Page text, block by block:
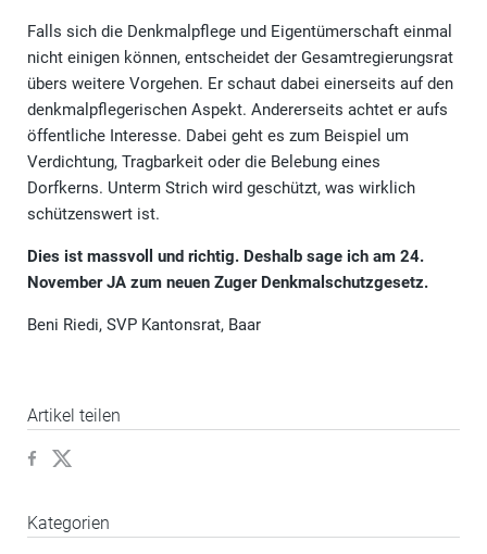
Falls sich die Denkmalpflege und Eigentümerschaft einmal
nicht einigen können, entscheidet der Gesamtregierungsrat
übers weitere Vorgehen. Er schaut dabei einerseits auf den
denkmalpflegerischen Aspekt. Andererseits achtet er aufs
öffentliche Interesse. Dabei geht es zum Beispiel um
Verdichtung, Tragbarkeit oder die Belebung eines
Dorfkerns. Unterm Strich wird geschützt, was wirklich
schützenswert ist.
Dies ist massvoll und richtig. Deshalb sage ich am 24.
November JA zum neuen Zuger Denkmalschutzgesetz.
Beni Riedi, SVP Kantonsrat, Baar
Artikel teilen
Kategorien